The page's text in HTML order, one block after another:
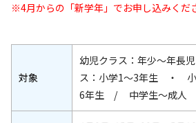
※4月からの「新学年」でお申し込みくだ
対象
幼児クラス：年少～年
ス：小学1～3年生 ・ 小
6年生 / 中学生～成人